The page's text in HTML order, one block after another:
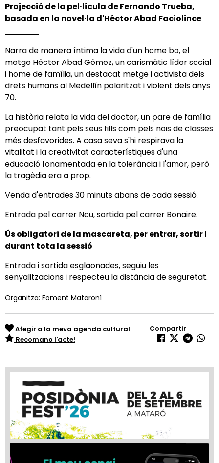
Projecció de la pel·lícula de Fernando Trueba,
basada en la novel·la d'Héctor Abad Faciolince
Narra de manera íntima la vida d'un home bo, el
metge Héctor Abad Gómez, un carismàtic líder social
i home de família, un destacat metge i activista dels
drets humans al Medellín polaritzat i violent dels anys
70.
La història relata la vida del doctor, un pare de família
preocupat tant pels seus fills com pels nois de classes
més desfavorides. A casa seva s'hi respirava la
vitalitat i la creativitat característiques d'una
educació fonamentada en la tolerància i l'amor, però
la tragèdia era a prop.
Venda d'entrades 30 minuts abans de cada sessió.
Entrada pel carrer Nou, sortida pel carrer Bonaire.
Ús obligatori de la mascareta, per entrar, sortir i
durant tota la sessió
Entrada i sortida esglaonades, seguiu les
senyalitzacions i respecteu la distància de seguretat.
Organitza: Foment Mataroní
Afegir a la meva agenda cultural
Recomano l'acte!
Compartir